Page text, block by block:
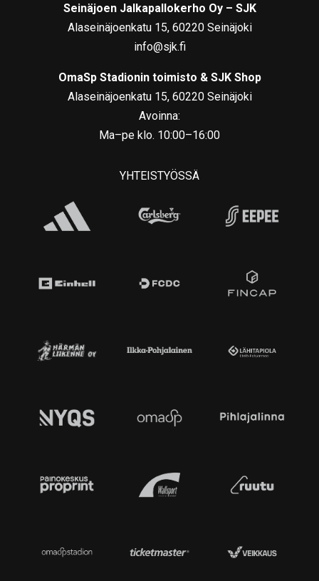
Seinäjoen Jalkapallokerho Oy – SJK
Alaseinäjoenkatu 15, 60220 Seinäjoki
info@sjk.fi
OmaSp Stadionin toimisto & SJK Shop
Alaseinäjoenkatu 15, 60220 Seinäjoki
Avoinna:
Ma–pe klo. 10:00–16:00
YHTEISTYÖSSÄ